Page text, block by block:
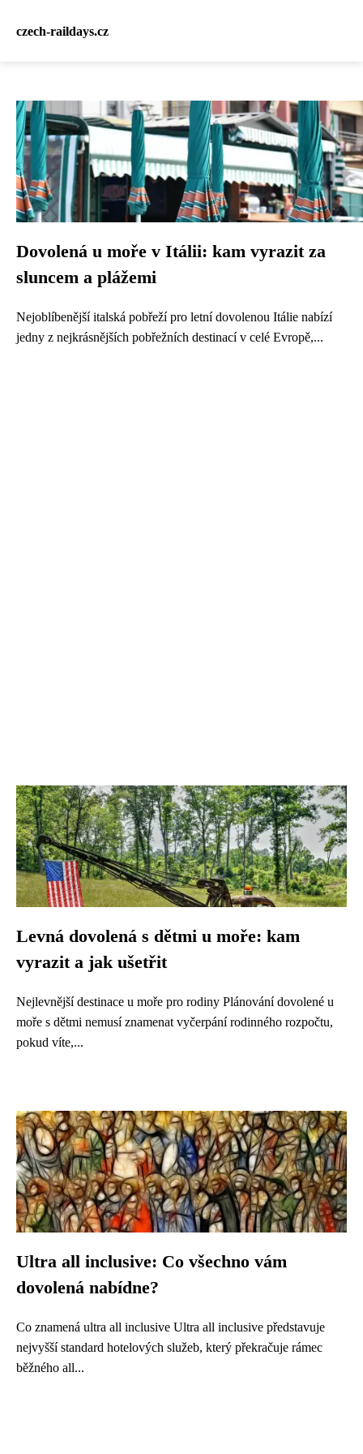
czech-raildays.cz
Dovolená u moře v Itálii: kam vyrazit za
sluncem a plážemi
Nejoblíbenější italská pobřeží pro letní dovolenou Itálie nabízí
jedny z nejkrásnějších pobřežních destinací v celé Evropě,...
Levná dovolená s dětmi u moře: kam
vyrazit a jak ušetřit
Nejlevnější destinace u moře pro rodiny Plánování dovolené u
moře s dětmi nemusí znamenat vyčerpání rodinného rozpočtu,
pokud víte,...
Ultra all inclusive: Co všechno vám
dovolená nabídne?
Co znamená ultra all inclusive Ultra all inclusive představuje
nejvyšší standard hotelových služeb, který překračuje rámec
běžného all...